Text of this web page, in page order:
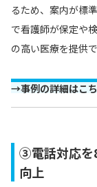
るため、案内が標
で看護師が保定や
の高い医療を提供
→事例の詳細はこ
③電話対応を
向上